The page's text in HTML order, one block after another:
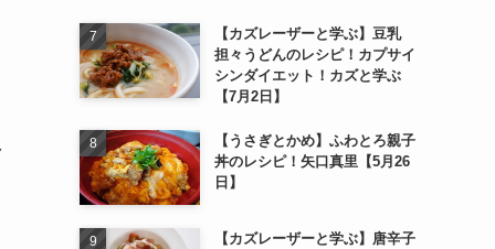
【カズレーザーと学ぶ】豆乳
担々うどんのレシピ！カプサイ
シンダイエット！カズと学ぶ
【7月2日】
【うさぎとかめ】ふわとろ親子
丼のレシピ！矢口真里【5月26
日】
【カズレーザーと学ぶ】唐辛子